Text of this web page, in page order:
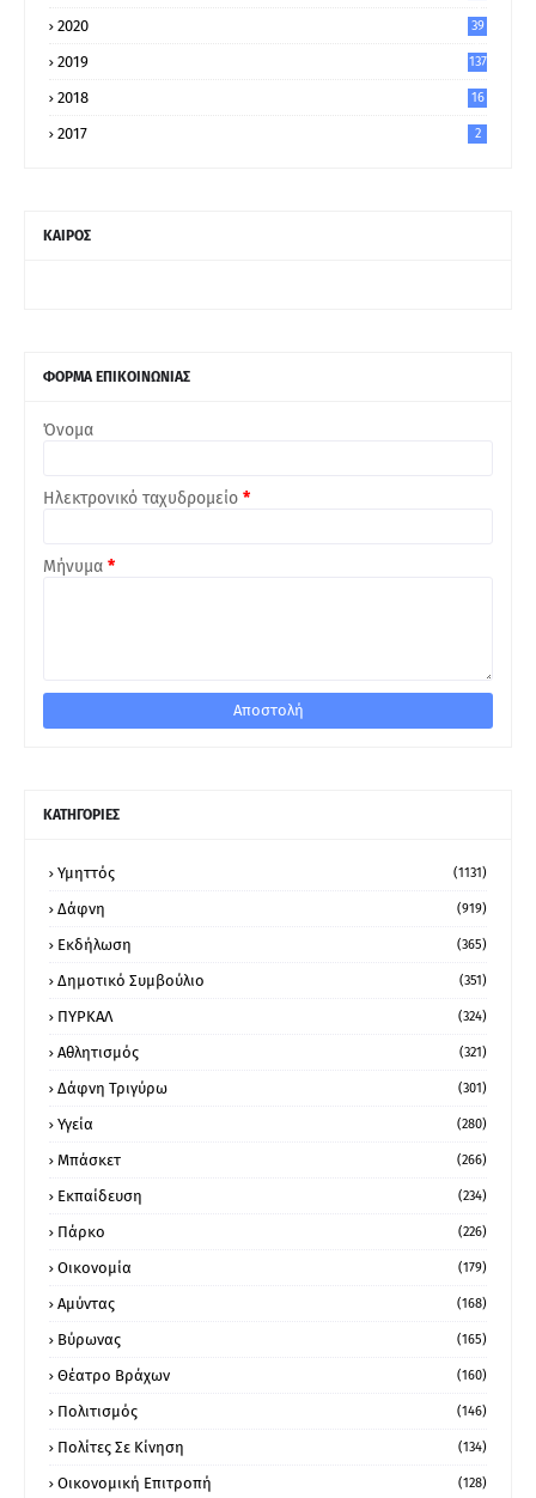
2020
39
2019 137
2018 16
2017 2
ΚΑΙΡΟΣ
ΦΟΡΜΑ ΕΠΙΚΟΙΝΩΝΙΑΣ
Όνομα
Ηλεκτρονικό ταχυδρομείο *
Μήνυμα *
ΚΑΤΗΓΟΡΙΕΣ
Υμηττός (1131)
Δάφνη (919)
Εκδήλωση (365)
Δημοτικό Συμβούλιο (351)
ΠΥΡΚΑΛ (324)
Αθλητισμός (321)
Δάφνη Τριγύρω (301)
Υγεία (280)
Μπάσκετ (266)
Εκπαίδευση (234)
Πάρκο (226)
Οικονομία (179)
Αμύντας (168)
Βύρωνας (165)
Θέατρο Βράχων (160)
Πολιτισμός (146)
Πολίτες Σε Κίνηση (134)
Οικονομική Επιτροπή (128)